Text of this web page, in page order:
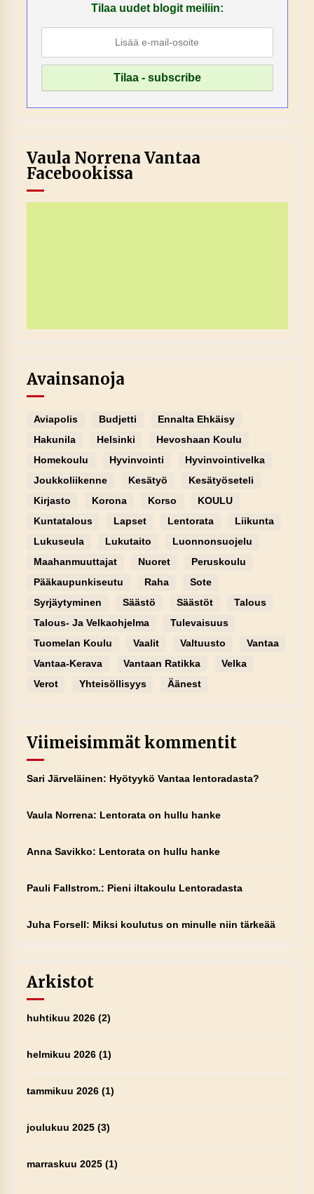
Tilaa uudet blogit meiliin:
Vaula Norrena Vantaa
Facebookissa
Avainsanoja
Aviapolis Budjetti
Ennalta Ehkäisy
Hakunila
Helsinki
Hevoshaan Koulu
Homekoulu
Hyvinvointi
Hyvinvointivelka
Joukkoliikenne
Kesätyö
Kesätyöseteli
Kirjasto
Korona Korso
KOULU
Kuntatalous
Lapset Lentorata
Liikunta
Lukuseula
Lukutaito
Luonnonsuojelu
Maahanmuuttajat
Nuoret
Peruskoulu
Pääkaupunkiseutu
Raha
Sote
Syrjäytyminen
Säästö Säästöt
Talous
Talous- Ja Velkaohjelma
Tulevaisuus
Tuomelan Koulu
Vaalit Valtuusto
Vantaa
Vantaa-Kerava
Vantaan Ratikka
Velka
Verot
Yhteisöllisyys Äänest
Viimeisimmät kommentit
Sari Järveläinen: Hyötyykö Vantaa lentoradasta?
Vaula Norrena: Lentorata on hullu hanke
Anna Savikko: Lentorata on hullu hanke
Pauli Fallstrom.: Pieni iltakoulu Lentoradasta
Juha Forsell: Miksi koulutus on minulle niin tärkeää
Arkistot
huhtikuu 2026(2)
helmikuu 2026(1)
tammikuu 2026(1)
joulukuu 2025(3)
marraskuu 2025(1)